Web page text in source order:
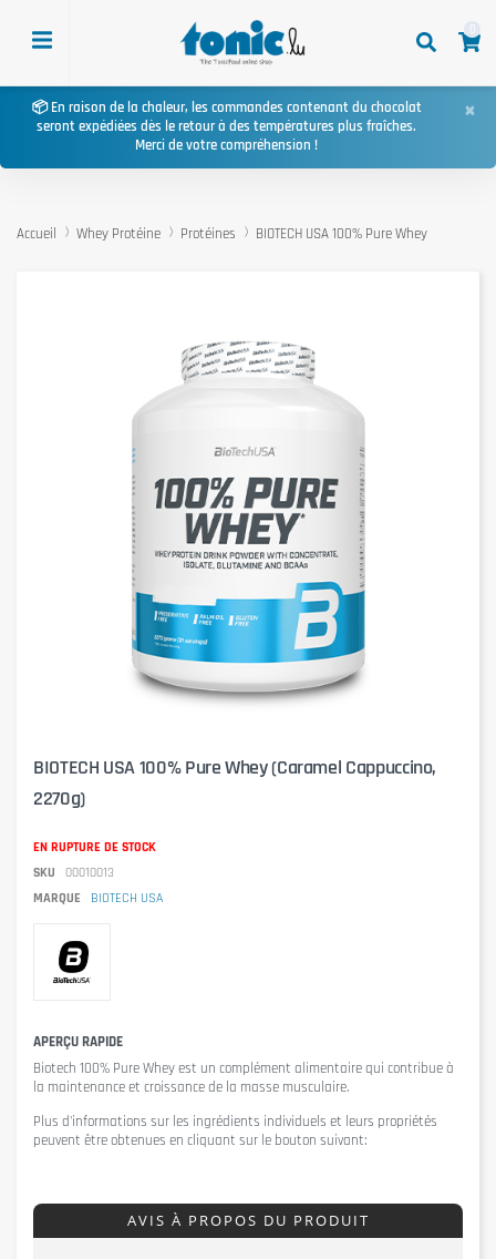
📦 En raison de la chaleur, les commandes contenant du chocolat
seront expédiées dès le retour à des températures plus fraîches.
Merci de votre compréhension !
×
Accueil Whey Protéine Protéines BIOTECH USA 100% Pure Whey
BIOTECH USA 100% Pure Whey (Caramel Cappuccino,
2270g)
EN RUPTURE DE STOCK
SKU
00010013
MARQUE
BIOTECH USA
APERÇU RAPIDE
Biotech 100% Pure Wheyest un complément alimentaire qui contribue à
la maintenance et croissance de la masse musculaire.
Plus d'informations sur les ingrédients individuels et leurs propriétés
peuvent être obtenues en cliquant sur le bouton suivant:
AVIS À PROPOS DU PRODUIT